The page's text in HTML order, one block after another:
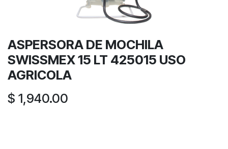
ASPERSORA DE MOCHILA
SWISSMEX 15 LT 425015 USO
AGRICOLA
$ 1,940.00